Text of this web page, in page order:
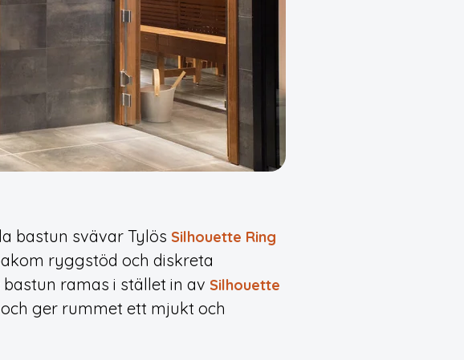
bastun svävar Tylös Silhouette Ring
ryggstöd och diskreta
ramas i stället in av Silhouette
ger rummet ett mjukt och